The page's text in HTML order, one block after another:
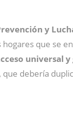
y
hogares que se
universal
debería